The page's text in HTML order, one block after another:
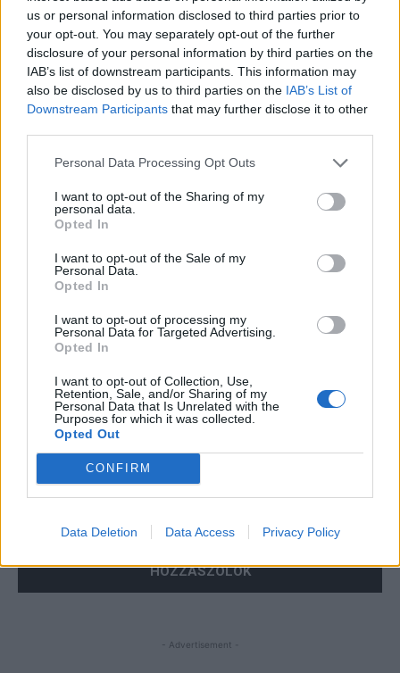
us or personal information disclosed to third parties prior to
your opt-out. You may separately opt-out of the further
disclosure of your personal information by third parties on the
IAB’s list of downstream participants. This information may
also be disclosed by us to third parties on the IAB’s List of
Downstream Participants that may further disclose it to other
Personal Data Processing Opt Outs
I want to opt-out of the Sharing of my
personal data.
Opted In
I want to opt-out of the Sale of my
Personal Data.
Opted In
I want to opt-out of processing my
Personal Data for Targeted Advertising.
Opted In
I want to opt-out of Collection, Use,
Retention, Sale, and/or Sharing of my
Personal Data that Is Unrelated with the
Purposes for which it was collected.
Opted Out
CONFIRM
Data Deletion Data Access Privacy Policy
HOZZÁSZÓLOK A CIKKHEZ
Save my name, email, and website in this browser for the
next time I comment.
Notify me of new posts by email.
- Advertisement -